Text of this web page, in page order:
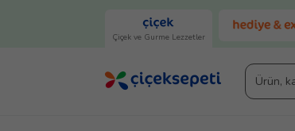
Çiçek ve Gurme Lezzetler